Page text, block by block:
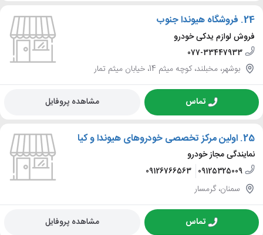
24. فروشگاه هیوندا جنوب
فروش لوازم یدکی خودرو
077-33447933
بوشهر، مخبلند، کوچه میثم 14، خیابان میثم تمار
تماس مشاهده پروفایل
25. اولین مرکز تخصصی خودروهای هیوندا و کیا
نمایندگی مجاز خودرو
09125325009
09126766563
سمنان، گرمسار
تماس مشاهده پروفایل